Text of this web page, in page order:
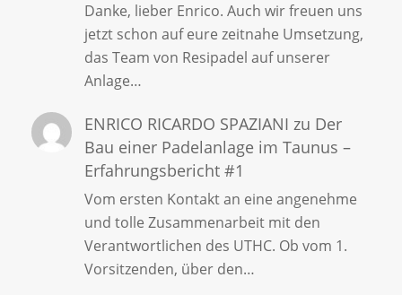
Danke, lieber Enrico. Auch wir freuen uns
jetzt schon auf eure zeitnahe Umsetzung,
das Team von Resipadel auf unserer
Anlage…
ENRICO RICARDO SPAZIANI zu Der
Bau einer Padelanlage im Taunus –
Erfahrungsbericht #1
Vom ersten Kontakt an eine angenehme
und tolle Zusammenarbeit mit den
Verantwortlichen des UTHC. Ob vom 1.
Vorsitzenden, über den…